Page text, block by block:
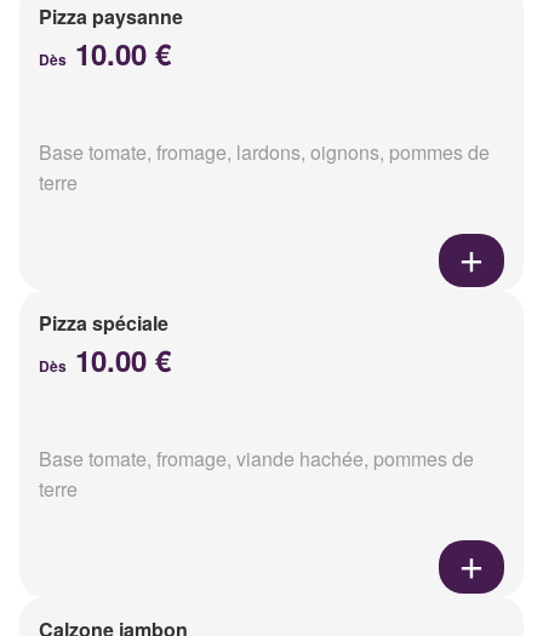
Pizza paysanne
Dès 10.00 €
Base tomate, fromage, lardons, oignons, pommes de
terre
Pizza spéciale
Dès 10.00 €
Base tomate, fromage, viande hachée, pommes de
terre
Calzone jambon